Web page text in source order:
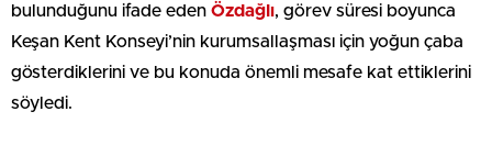
bulunduğunu ifade eden Özdağlı, görev süresi boyunca
Keşan Kent Konseyi’nin kurumsallaşması için yoğun çaba
gösterdiklerini ve bu konuda önemli mesafe kat ettiklerini
söyledi.